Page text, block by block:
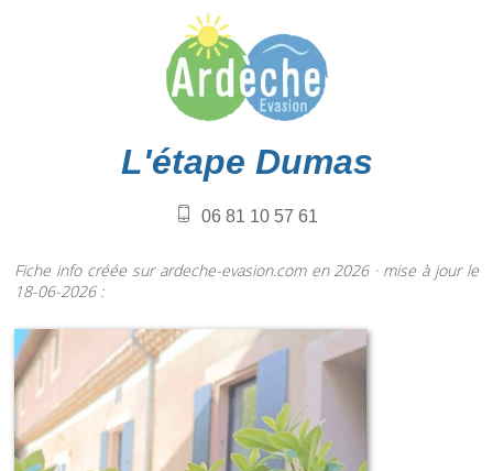
L'étape Dumas
06 81 10 57 61
Fiche info créée sur ardeche-evasion.com en 2026 · mise à jour le
18-06-2026 :